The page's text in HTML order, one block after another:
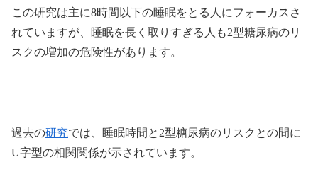
この研究は主に8時間以下の睡眠をとる人にフォーカスさ
れていますが、睡眠を長く取りすぎる人も2型糖尿病のリ
スクの増加の危険性があります。
過去の研究では、睡眠時間と2型糖尿病のリスクとの間に
U字型の相関関係が示されています。